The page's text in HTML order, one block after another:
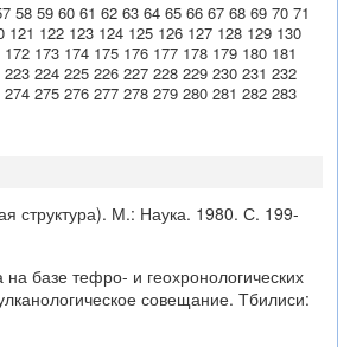
58 59 60 61 62 63 64 65 66 67 68 69 70 71
121 122 123 124 125 126 127 128 129 130
172 173 174 175 176 177 178 179 180 181
223 224 225 226 227 228 229 230 231 232
274 275 276 277 278 279 280 281 282 283
структура). М.: Наука. 1980. С. 199-
базе тефро- и геохронологических
совещание. Тбилиси: